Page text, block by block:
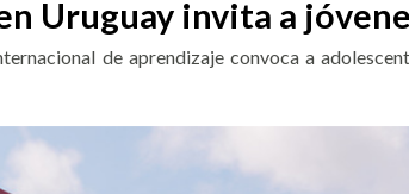
Uruguay invita a
de aprendizaje convoca a